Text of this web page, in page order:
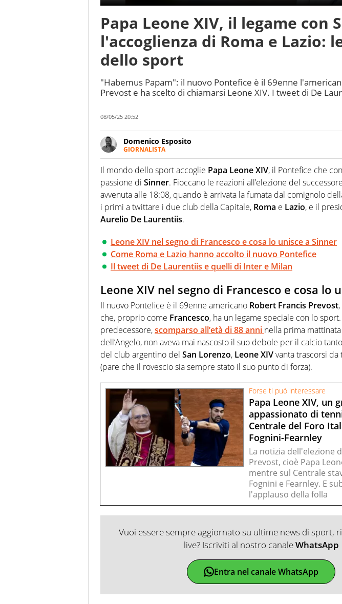
Papa Leone XIV, il legame con
l'accoglienza di Roma e Lazio:
dello sport
"Habemus Papam": il nuovo Pontefice è il 69enne
Prevost e ha scelto di chiamarsi Leone XIV. I tweet di De
08/05/25 20:52
Domenico Esposito
GIORNALISTA
Da vent’anni in campo e sul campo per vivere ogni evento in
Passione smisurata per il calcio e per la sfera di cuoio. Il
guai a dirgli di no
Il mondo dello sport accoglie Papa Leone XIV, il Pontefice che
passione di Sinner. Fioccano le reazioni all’elezione del
avvenuta alle 18:08, quando è arrivata la fumata dal comignolo
i primi a twittare i due club della Capitale, Roma e Lazio, e il
Aurelio De Laurentiis.
Leone XIV nel segno di Francesco e cosa lo unisce a Sinner
Come Roma e Lazio hanno accolto il nuovo Pontefice
Il tweet di De Laurentiis e quelli di Inter e Milan
Leone XIV nel segno di Francesco e cosa lo
Il nuovo Pontefice è il 69enne americano Robert Francis Prevost
che, proprio come Francesco, ha un legame speciale con lo
predecessore,scomparso all’età di 88 anni nella prima
dell’Angelo, non aveva mai nascosto il suo debole per il calcio
del club argentino del San Lorenzo, Leone XIVvanta trascorsi
(pare che il rovescio sia sempre stato il suo punto di forza).
Forse ti può interessare
Papa Leone XIV, un
appassionato di
Centrale del Foro
Fognini-Fearnley
La notizia dell'elezione
Prevost, cioè Papa
mentre sul Centrale
Fognini e Fearnley. E
l'applauso della folla
Vuoi essere sempre aggiornato su ultime news di sport,
live? Iscriviti al nostro canaleWhatsApp
Entra nel canale WhatsApp